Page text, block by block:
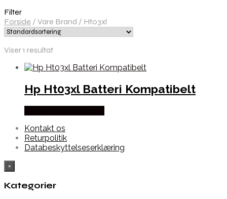
Filter
Forside / Vare Brand / Ht03xl
Viser 1 resultat
Hp Ht03xl Batteri Kompatibelt
Kontakt os
Returpolitik
Databeskyttelseserklæring
×
Kategorier